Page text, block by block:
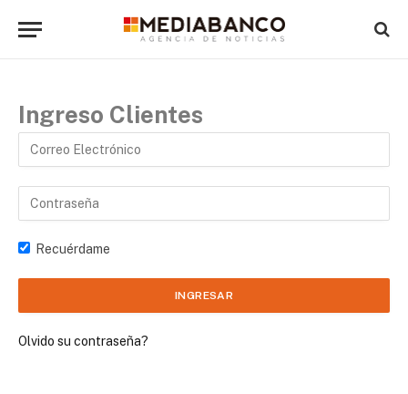
Ingreso Clientes
Recuérdame
Olvido su contraseña?